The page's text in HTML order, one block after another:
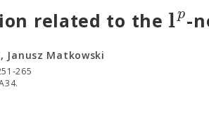
related to the lp-
Janusz Matkowski
265